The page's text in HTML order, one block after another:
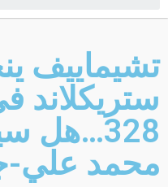
تشيماييف
328…هل
محمد علي-